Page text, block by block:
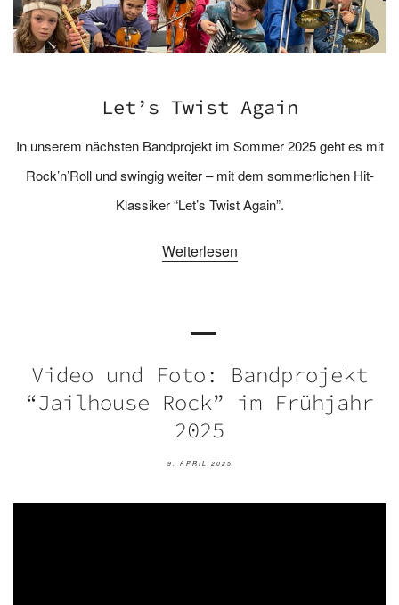
Let’s Twist Again
In unserem nächsten Bandprojekt im Sommer 2025 geht es mit
Rock’n’Roll und swingig weiter – mit dem sommerlichen Hit-
Klassiker “Let’s Twist Again”.
Weiterlesen
Video und Foto: Bandprojekt
“Jailhouse Rock” im Frühjahr
2025
9. APRIL 2025